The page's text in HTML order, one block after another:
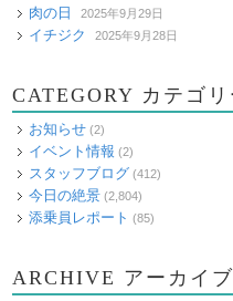
肉の日 2025年9月29日
イチジク 2025年9月28日
CATEGORY カテゴリ
お知らせ (2)
イベント情報 (2)
スタッフブログ (412)
今日の絶景 (2,804)
添乗員レポート (85)
ARCHIVE アーカイブ